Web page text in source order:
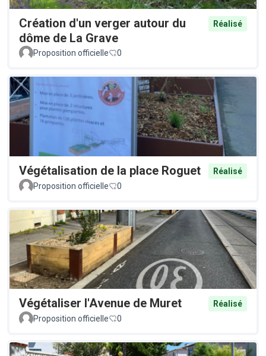
Création d'un verger autour du
dôme de La Grave
Réalisé
Proposition officielle 0
Végétalisation de la place Roguet
Réalisé
Proposition officielle
0
Végétaliser l'Avenue de Muret
Réalisé
Proposition officielle
0